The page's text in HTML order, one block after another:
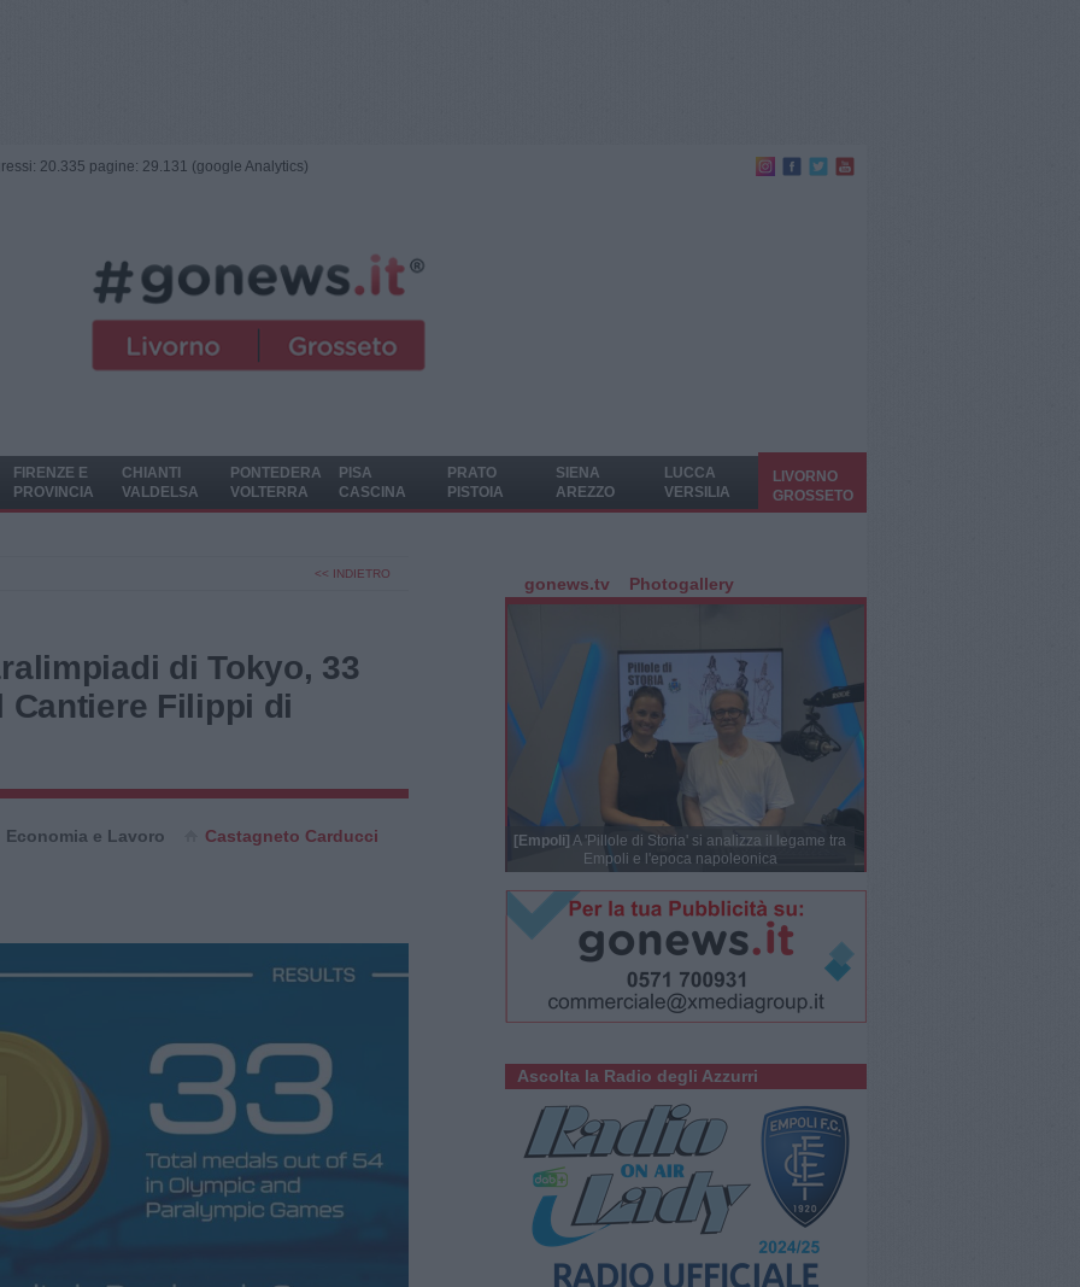
20.335 pagine: 29.131 (google Analytics)
FIRENZE E
PROVINCIA
CHIANTI
VALDELSA
PONTEDERA
VOLTERRA
PISA
CASCINA
PRATO
PISTOIA
SIENA
AREZZO
LUCCA
VERSILIA
LIVORNO
GROSSETO
<< INDIETRO
di Tokyo, 33
Cantiere Filippi di
Economia e Lavoro Castagneto Carducci
gonews.tv Photogallery
[Empoli] A 'Pillole di Storia' si analizza il legame tra
Empoli e l'epoca napoleonica
Ascolta la Radio degli Azzurri